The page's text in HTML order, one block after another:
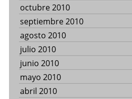
octubre 2010
septiembre 2010
agosto 2010
julio 2010
junio 2010
mayo 2010
abril 2010